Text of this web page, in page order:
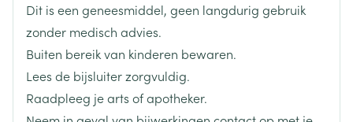
Breedte 55 mm
Lengte
Diepte 91 mm
Dit is een geneesmiddel, geen langdurig gebruik
zonder medisch advies.
Buiten bereik van kinderen bewaren.
Lees de bijsluiter zorgvuldig.
Raadpleeg je arts of apotheker.